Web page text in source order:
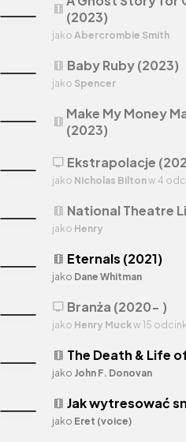
theaters Eternals (2021)
jako Dane Whitman
theaters National Theatre
jako Henry
theaters (2023)
jako Abercrombie Smith
theaters Baby Ruby (2023)
jako Spencer
theaters The Death & Life
jako John F. Donovan
theaters Make My Money
(2023)
theaters Jak wytresować
jako Eret (voice)
tv Ekstrapolacje
jako Nicholas Biltonw 4
tv Branża (2020- )
jako Henry Muckw 15